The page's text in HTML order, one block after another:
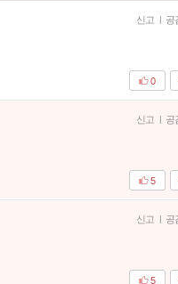
신고 | 공
0
신고 | 공
5
신고 | 공
5